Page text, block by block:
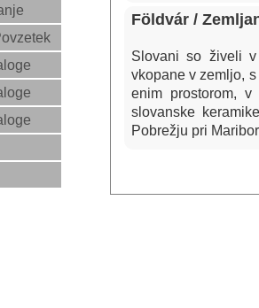
Földvár /
Slovani so živeli
vkopane v zemljo,
enim prostorom, v
slovanske
Pobrežju pri